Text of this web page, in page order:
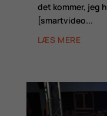
det kommer, jeg
[smartvideo...
LÆS MERE